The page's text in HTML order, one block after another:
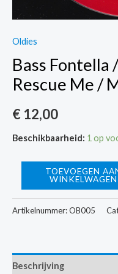
Oldies
Bass Fontella
Rescue Me /
€ 12,00
Beschikbaarheid: 1 op
/
-
Rescue
TOEVOEGEN
WINKELWAGEN
Artikelnummer:OB005
Beschrijving